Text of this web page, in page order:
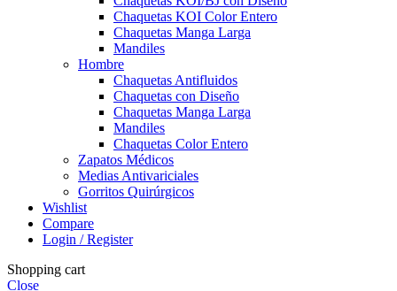
Chaquetas KOI Color Entero
Chaquetas Manga Larga
Mandiles
Hombre
Chaquetas Antifluidos
Chaquetas con Diseño
Chaquetas Manga Larga
Mandiles
Chaquetas Color Entero
Zapatos Médicos
Medias Antivariciales
Gorritos Quirúrgicos
Wishlist
Compare
Login / Register
Shopping cart
Close